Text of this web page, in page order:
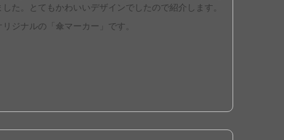
た。とてもかわいいデザインでしたので紹介します。
ジナルの「傘マーカー」です。